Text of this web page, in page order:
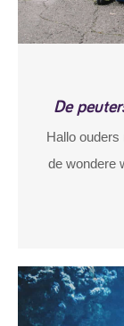
De
Hallo
de wondere